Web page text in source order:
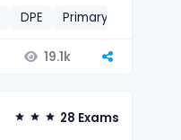
DPE Primary Head
19.1k
28 Exams